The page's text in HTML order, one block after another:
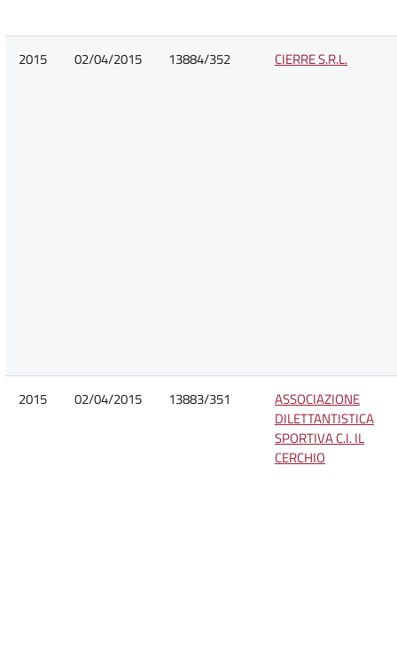
2015 02/04/2015 13884/352 CIERRE S.R.L.
2015 02/04/2015 13883/351
ASSOCIAZIONE
DILETTANTISTICA
SPORTIVA C.I. IL
CERCHIO